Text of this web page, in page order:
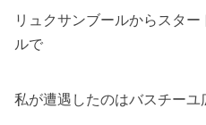
リュクサンブールからスタ
ルで
私が遭遇したのはバスチーユ